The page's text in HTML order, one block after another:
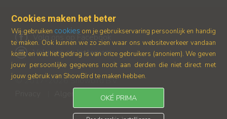
© 2017-2026 Showbird B.V.
Algemene voorwaarden
Volg ons op Facebook
Volg ons op Instagram
Cookies maken het beter
Wij gebruiken cookies om je gebruikservaring persoonlijk en handig
te maken. Ook kunnen we zo zien waar ons websiteverkeer vandaan
komt en wat het gedrag is van onze gebruikers (anoniem). We geven
jouw persoonlijke gegevens nooit aan derden die niet direct met
jouw gebruik van ShowBird te maken hebben.
OKÉ PRIMA